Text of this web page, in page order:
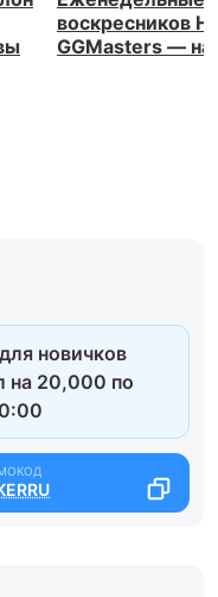
воскресников
GGMasters — на
новичков
на 20,000 по